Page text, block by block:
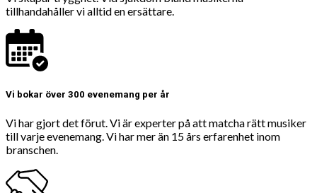
tillhandahåller vi alltid en ersättare.
Vi bokar över 300 evenemang per år
Vi har gjort det förut. Vi är experter på att matcha rätt musiker
till varje evenemang. Vi har mer än 15 års erfarenhet inom
branschen.